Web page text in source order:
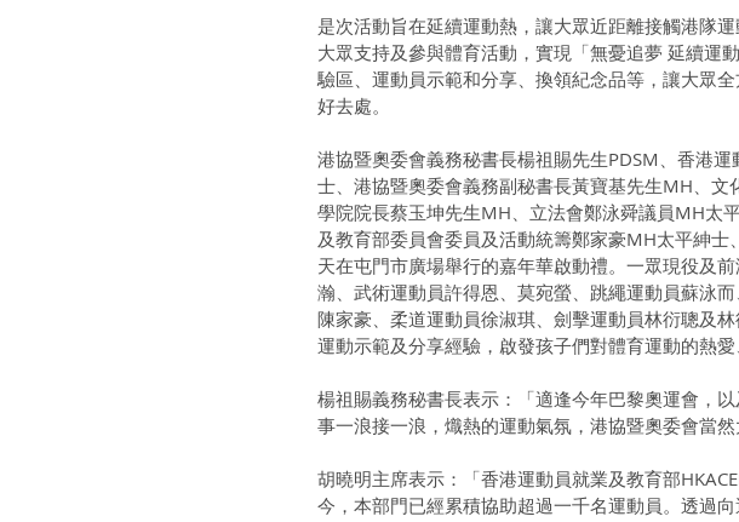
是次活動旨在延續運動熱，讓大眾近距離接觸港隊
大眾支持及參與體育活動，實現「無憂追夢 延續運
驗區、運動員示範和分享、換領紀念品等，讓大眾
好去處。
港協暨奧委會義務秘書長楊祖賜先生PDSM、香港
士、港協暨奧委會義務副秘書長黃寶基先生MH、
學院院長蔡玉坤先生MH、立法會鄭泳舜議員MH太
及教育部委員會委員及活動統籌鄭家豪MH太平紳
天在屯門市廣場舉行的嘉年華啟動禮。一眾現役及
瀚、武術運動員許得恩、莫宛螢、跳繩運動員蘇泳
陳家豪、柔道運動員徐淑琪、劍擊運動員林衍聰及
運動示範及分享經驗，啟發孩子們對體育運動的熱愛
楊祖賜義務秘書長表示：「適逢今年巴黎奧運會，
事一浪接一浪，熾熱的運動氣氛，港協暨奧委會當
胡曉明主席表示：「香港運動員就業及教育部
今，本部門已經累積協助超過一千名運動員。透過